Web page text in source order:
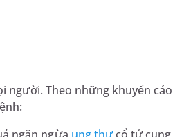
người. Theo những khuyến cáo